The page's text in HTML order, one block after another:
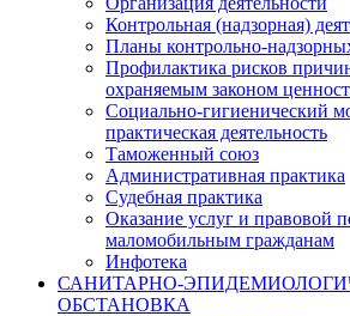
Контрольная (надзорная)
Планы контрольно-
Профилактика рисков
охраняемым законом
Социально-гигиенический
практическая деятельность
Таможенный союз
Административная практика
Судебная практика
Оказание услуг и правовой
маломобильным гражданам
Инфотека
САНИТАРНО-
ОБСТАНОВКА